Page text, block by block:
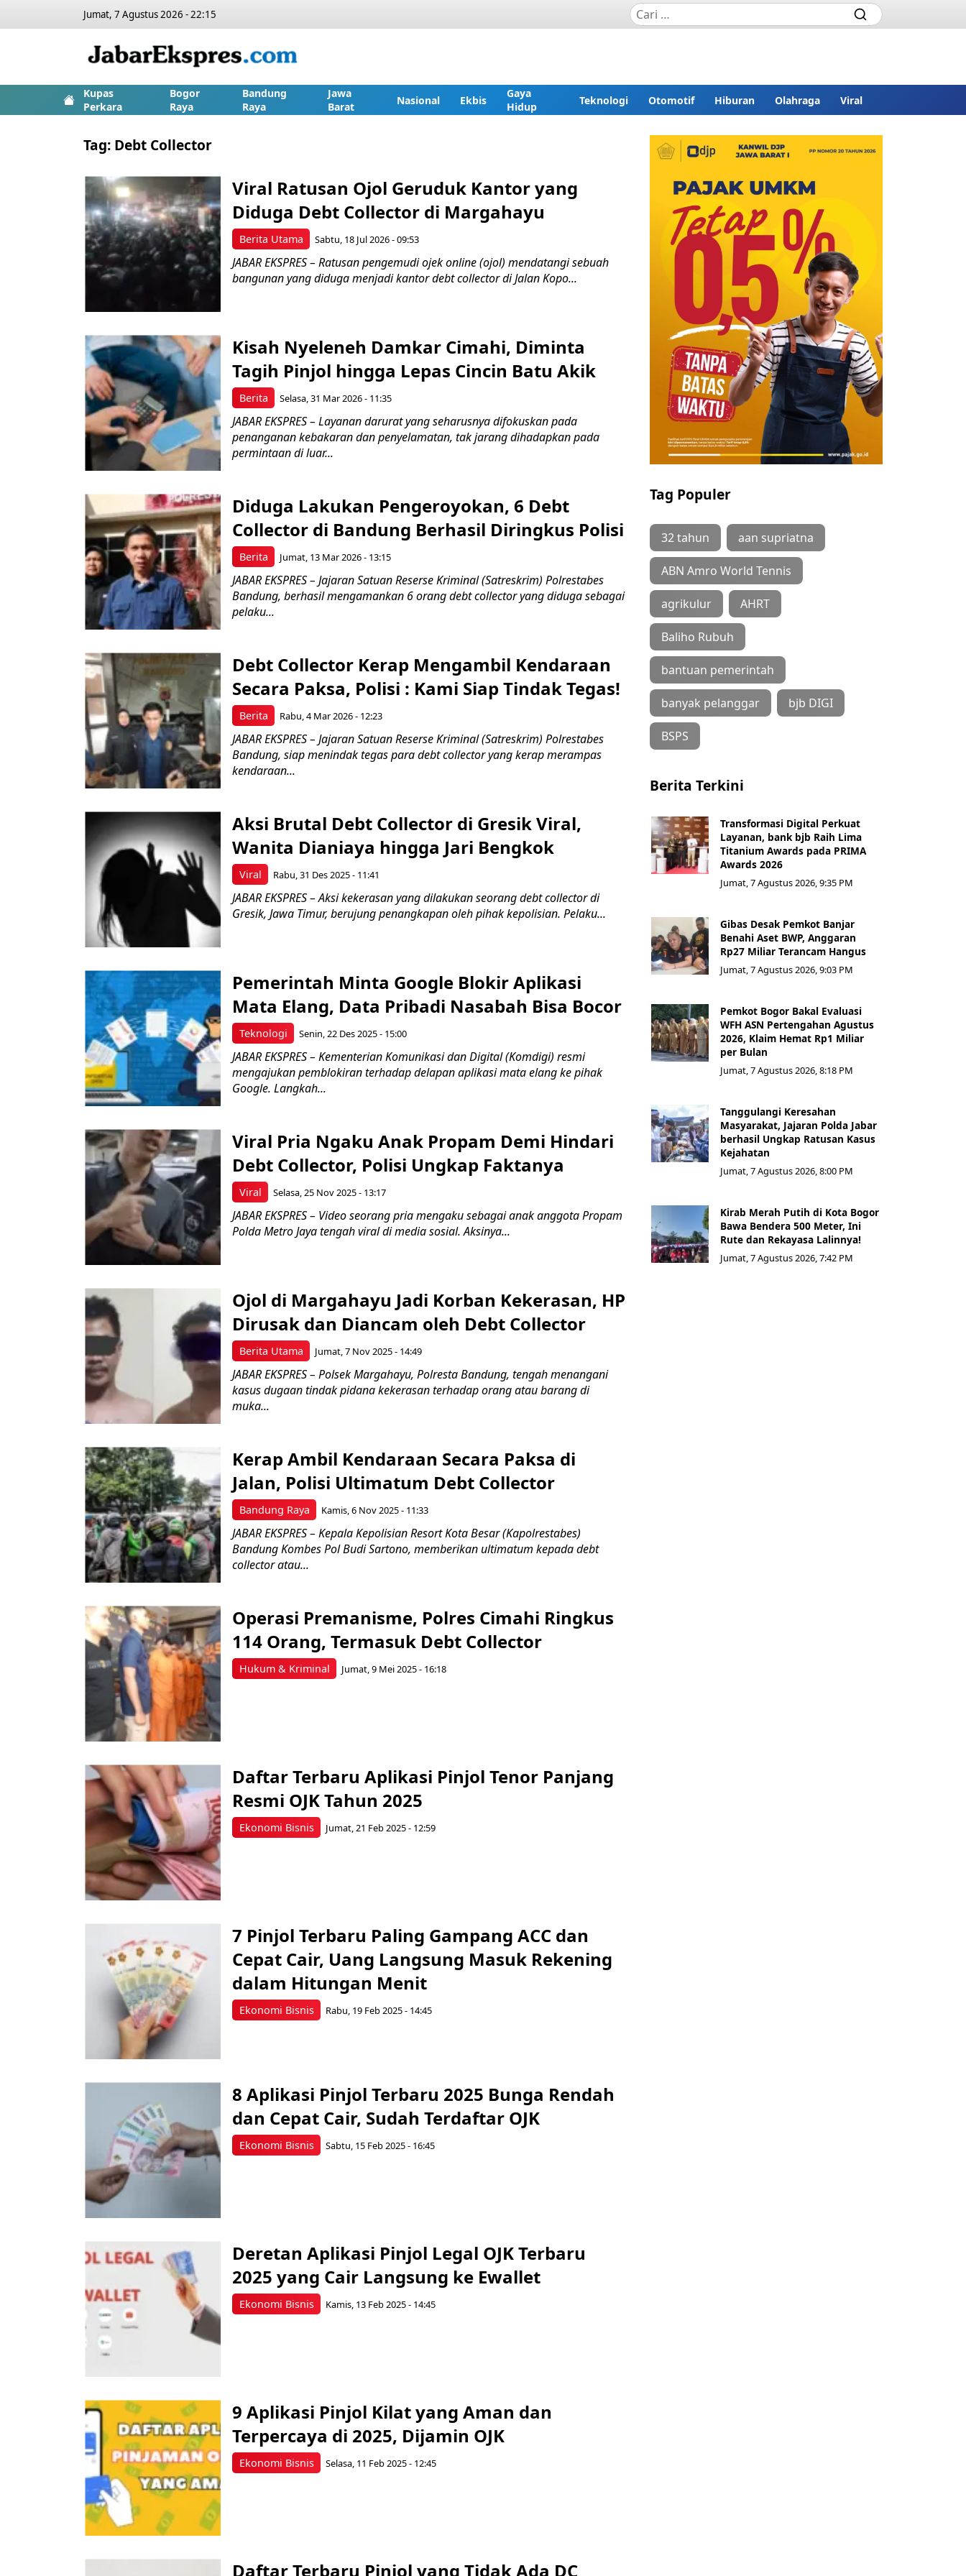
Jumat, 7 Agustus 2026 - 22:15
Kupas
Perkara
Bogor
Raya
Bandung
Raya
Jawa
Barat
Nasional Ekbis
Gaya
Hidup
Teknologi Otomotif Hiburan Olahraga Viral
Tag: Debt Collector
Berita Utama
Viral Ratusan Ojol Geruduk Kantor yang
Diduga Debt Collector di Margahayu
Sabtu, 18 Jul 2026 - 09:53
JABAR EKSPRES – Ratusan pengemudi ojek online (ojol) mendatangi sebuah
bangunan yang diduga menjadi kantor debt collector di Jalan Kopo...
Berita
Kisah Nyeleneh Damkar Cimahi, Diminta
Tagih Pinjol hingga Lepas Cincin Batu Akik
Selasa, 31 Mar 2026 - 11:35
JABAR EKSPRES – Layanan darurat yang seharusnya difokuskan pada
penanganan kebakaran dan penyelamatan, tak jarang dihadapkan pada
permintaan di luar...
Berita
Diduga Lakukan Pengeroyokan, 6 Debt
Collector di Bandung Berhasil Diringkus Polisi
Jumat, 13 Mar 2026 - 13:15
JABAR EKSPRES – Jajaran Satuan Reserse Kriminal (Satreskrim) Polrestabes
Bandung, berhasil mengamankan 6 orang debt collector yang diduga sebagai
pelaku...
Berita
Debt Collector Kerap Mengambil Kendaraan
Secara Paksa, Polisi : Kami Siap Tindak Tegas!
Rabu, 4 Mar 2026 - 12:23
JABAR EKSPRES – Jajaran Satuan Reserse Kriminal (Satreskrim) Polrestabes
Bandung, siap menindak tegas para debt collector yang kerap merampas
kendaraan...
Viral
Aksi Brutal Debt Collector di Gresik Viral,
Wanita Dianiaya hingga Jari Bengkok
Rabu, 31 Des 2025 - 11:41
JABAR EKSPRES – Aksi kekerasan yang dilakukan seorang debt collector di
Gresik, Jawa Timur, berujung penangkapan oleh pihak kepolisian. Pelaku...
Teknologi
Pemerintah Minta Google Blokir Aplikasi
Mata Elang, Data Pribadi Nasabah Bisa Bocor
Senin, 22 Des 2025 - 15:00
JABAR EKSPRES – Kementerian Komunikasi dan Digital (Komdigi) resmi
mengajukan pemblokiran terhadap delapan aplikasi mata elang ke pihak
Google. Langkah...
Viral
Viral Pria Ngaku Anak Propam Demi Hindari
Debt Collector, Polisi Ungkap Faktanya
Selasa, 25 Nov 2025 - 13:17
JABAR EKSPRES – Video seorang pria mengaku sebagai anak anggota Propam
Polda Metro Jaya tengah viral di media sosial. Aksinya...
Berita Utama
Ojol di Margahayu Jadi Korban Kekerasan, HP
Dirusak dan Diancam oleh Debt Collector
Jumat, 7 Nov 2025 - 14:49
JABAR EKSPRES – Polsek Margahayu, Polresta Bandung, tengah menangani
kasus dugaan tindak pidana kekerasan terhadap orang atau barang di
muka...
Bandung Raya
Kerap Ambil Kendaraan Secara Paksa di
Jalan, Polisi Ultimatum Debt Collector
Kamis, 6 Nov 2025 - 11:33
JABAR EKSPRES – Kepala Kepolisian Resort Kota Besar (Kapolrestabes)
Bandung Kombes Pol Budi Sartono, memberikan ultimatum kepada debt
collector atau...
Hukum & Kriminal
Operasi Premanisme, Polres Cimahi Ringkus
114 Orang, Termasuk Debt Collector
Jumat, 9 Mei 2025 - 16:18
Ekonomi Bisnis
Daftar Terbaru Aplikasi Pinjol Tenor Panjang
Resmi OJK Tahun 2025
Jumat, 21 Feb 2025 - 12:59
Ekonomi Bisnis
7 Pinjol Terbaru Paling Gampang ACC dan
Cepat Cair, Uang Langsung Masuk Rekening
dalam Hitungan Menit
Rabu, 19 Feb 2025 - 14:45
Ekonomi Bisnis
8 Aplikasi Pinjol Terbaru 2025 Bunga Rendah
dan Cepat Cair, Sudah Terdaftar OJK
Sabtu, 15 Feb 2025 - 16:45
Ekonomi Bisnis
Deretan Aplikasi Pinjol Legal OJK Terbaru
2025 yang Cair Langsung ke Ewallet
Kamis, 13 Feb 2025 - 14:45
Ekonomi Bisnis
9 Aplikasi Pinjol Kilat yang Aman dan
Terpercaya di 2025, Dijamin OJK
Selasa, 11 Feb 2025 - 12:45
Daftar Terbaru Pinjol yang Tidak Ada DC
Tag Populer
32 tahun aan supriatna
ABN Amro World Tennis
agrikulur AHRT
Baliho Rubuh
bantuan pemerintah
banyak pelanggar bjb DIGI
BSPS
Berita Terkini
Transformasi Digital Perkuat
Layanan, bank bjb Raih Lima
Titanium Awards pada PRIMA
Awards 2026
Jumat, 7 Agustus 2026, 9:35 PM
Gibas Desak Pemkot Banjar
Benahi Aset BWP, Anggaran
Rp27 Miliar Terancam Hangus
Jumat, 7 Agustus 2026, 9:03 PM
Pemkot Bogor Bakal Evaluasi
WFH ASN Pertengahan Agustus
2026, Klaim Hemat Rp1 Miliar
per Bulan
Jumat, 7 Agustus 2026, 8:18 PM
Tanggulangi Keresahan
Masyarakat, Jajaran Polda Jabar
berhasil Ungkap Ratusan Kasus
Kejahatan
Jumat, 7 Agustus 2026, 8:00 PM
Kirab Merah Putih di Kota Bogor
Bawa Bendera 500 Meter, Ini
Rute dan Rekayasa Lalinnya!
Jumat, 7 Agustus 2026, 7:42 PM